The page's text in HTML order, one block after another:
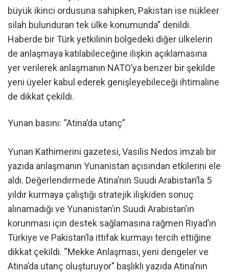
büyük ikinci ordusuna sahipken, Pakistan ise nükleer
silah bulunduran tek ülke konumunda” denildi.
Haberde bir Türk yetkilinin bölgedeki diğer ülkelerin
de anlaşmaya katılabileceğine ilişkin açıklamasına
yer verilerek anlaşmanın NATO’ya benzer bir şekilde
yeni üyeler kabul ederek genişleyebileceği ihtimaline
de dikkat çekildi.
Yunan basını: “Atina’da utanç”
Yunan Kathimerini gazetesi, Vasilis Nedos imzalı bir
yazıda anlaşmanın Yunanistan açısından etkilerini ele
aldı. Değerlendirmede Atina’nın Suudi Arabistan’la 5
yıldır kurmaya çalıştığı stratejik ilişkiden sonuç
alınamadığı ve Yunanistan’ın Suudi Arabistan’ın
korunması için destek sağlamasına rağmen Riyad’ın
Türkiye ve Pakistan’la ittifak kurmayı tercih ettiğine
dikkat çekildi. “Mekke Anlaşması, yeni dengeler ve
Atina’da utanç oluşturuyor” başlıklı yazıda Atina’nın